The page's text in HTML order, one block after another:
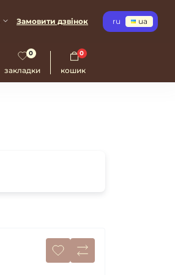
Замовити дзвінок ru ua
закладки
0
кошик
0